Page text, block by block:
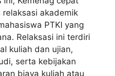
akademik
PTKI yang
Relaksasi ini terdiri
kuliah dan ujian,
serta kebijakan
biaya kuliah atau